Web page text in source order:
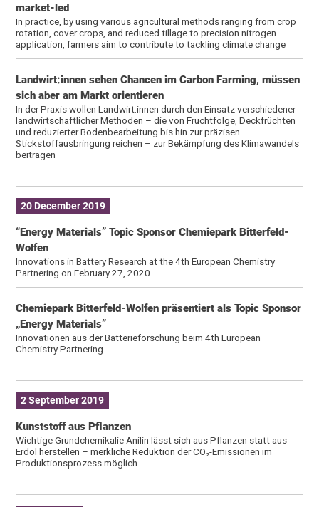
market-led
In practice, by using various agricultural methods ranging from crop
rotation, cover crops, and reduced tillage to precision nitrogen
application, farmers aim to contribute to tackling climate change
Landwirt:innen sehen Chancen im Carbon Farming, müssen
sich aber am Markt orientieren
In der Praxis wollen Landwirt:innen durch den Einsatz verschiedener
landwirtschaftlicher Methoden – die von Fruchtfolge, Deckfrüchten
und reduzierter Bodenbearbeitung bis hin zur präzisen
Stickstoffausbringung reichen – zur Bekämpfung des Klimawandels
beitragen
20 December 2019
“Energy Materials” Topic Sponsor Chemiepark Bitterfeld-
Wolfen
Innovations in Battery Research at the 4th European Chemistry
Partnering on February 27, 2020
Chemiepark Bitterfeld-Wolfen präsentiert als Topic Sponsor
„Energy Materials”
Innovationen aus der Batterieforschung beim 4th European
Chemistry Partnering
2 September 2019
Kunststoff aus Pflanzen
Wichtige Grundchemikalie Anilin lässt sich aus Pflanzen statt aus
Erdöl herstellen – merkliche Reduktion der CO₂-Emissionen im
Produktionsprozess möglich